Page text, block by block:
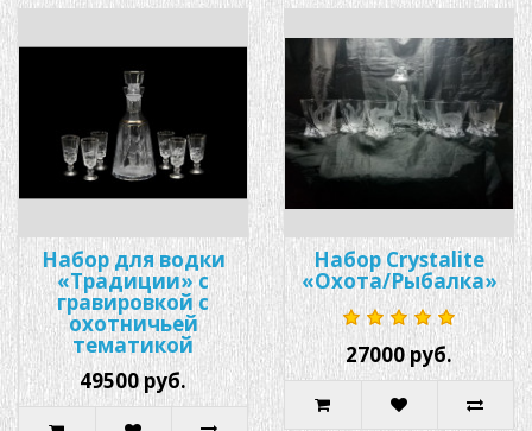
Набор для водки
«Традиции» с
гравировкой с
охотничьей
тематикой
49500 руб.
Набор Crystalite
«Охота/Рыбалка»
27000 руб.